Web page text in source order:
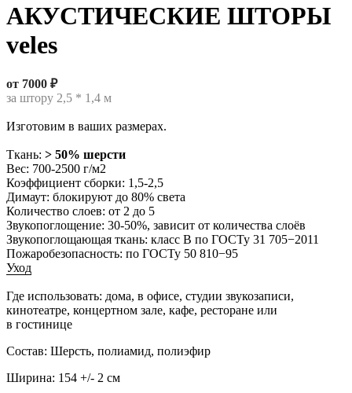
АКУСТИЧЕСКИЕ ШТОРЫ
veles
от 7000 ₽
за штору 2,5 * 1,4 м
Изготовим в ваших размерах.
Ткань: > 50% шерсти
Вес: 700-2500 г/м2
Коэффициент сборки: 1,5-2,5
Димаут: блокируют до 80% света
Количество слоев: от 2 до 5
Звукопоглощение: 30-50%, зависит от количества слоёв
Звукопоглощающая ткань: класс В по ГОСТу 31 705−2011
Пожаробезопасность: по ГОСТу 50 810−95
Уход
Где использовать: дома, в офисе, студии звукозаписи,
кинотеатре, концертном зале, кафе, ресторане или
в гостинице
Состав: Шерсть, полиамид, полиэфир
Ширина: 154 +/- 2 см